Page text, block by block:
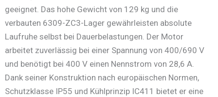
geeignet. Das hohe Gewicht von 129 kg und die
verbauten 6309-ZC3-Lager gewährleisten absolute
Laufruhe selbst bei Dauerbelastungen. Der Motor
arbeitet zuverlässig bei einer Spannung von 400/690 V
und benötigt bei 400 V einen Nennstrom von 28,6 A.
Dank seiner Konstruktion nach europäischen Normen,
Schutzklasse IP55 und Kühlprinzip IC411 bietet er eine